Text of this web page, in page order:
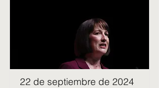
22 de septiembre de 2024